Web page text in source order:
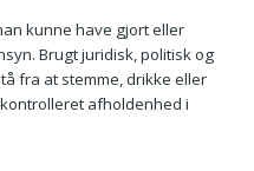
kunne have gjort eller
Brugt juridisk, politisk og
fra at stemme, drikke eller
afholdenhed i